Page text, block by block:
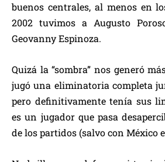
buenos centrales, al menos en
2002 tuvimos a Augusto
Geovanny Espinoza.
Quizá la “sombra” nos generó
jugó una eliminatoria completa
pero definitivamente tenía sus
es un jugador que pasa
de los partidos (salvo con México